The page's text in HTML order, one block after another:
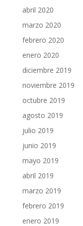
abril 2020
marzo 2020
febrero 2020
enero 2020
diciembre 2019
noviembre 2019
octubre 2019
agosto 2019
julio 2019
junio 2019
mayo 2019
abril 2019
marzo 2019
febrero 2019
enero 2019